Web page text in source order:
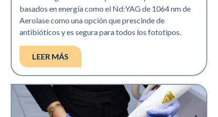
basados en energía como el Nd:YAG de 1064 nm de
Aerolase como una opción que prescinde de
antibióticos y es segura para todos los fototipos.
LEER MÁS